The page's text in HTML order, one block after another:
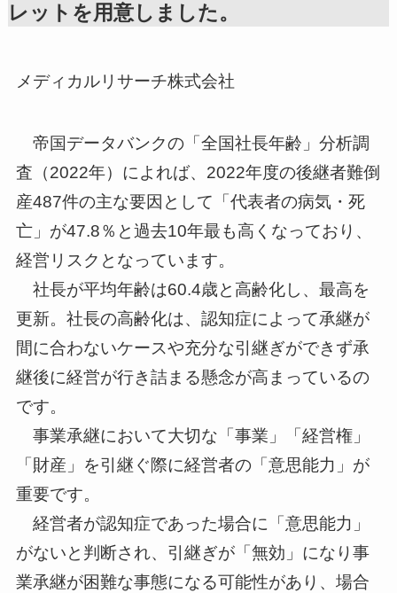
レットを用意しました。
メディカルリサーチ株式会社
帝国データバンクの「全国社長年齢」分析調
査（2022年）によれば、2022年度の後継者難倒
産487件の主な要因として「代表者の病気・死
亡」が47.8％と過去10年最も高くなっており、
経営リスクとなっています。
社長が平均年齢は60.4歳と高齢化し、最高を
更新。社長の高齢化は、認知症によって承継が
間に合わないケースや充分な引継ぎができず承
継後に経営が行き詰まる懸念が高まっているの
です。
事業承継において大切な「事業」「経営権」
「財産」を引継ぐ際に経営者の「意思能力」が
重要です。
経営者が認知症であった場合に「意思能力」
がないと判断され、引継ぎが「無効」になり事
業承継が困難な事態になる可能性があり、場合